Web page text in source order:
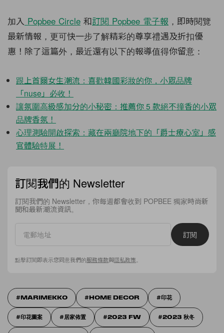
加入 Popbee Circle 和訂閱 Popbee 電子報 ，即時閱覽
最新情報，更可快一步了解精彩的尊享禮遇及折扣優
惠！除了這篇外，最近還有以下的報導值得你留意：
跟上首爾女生潮流：喜歡韓國彩妝的你，小眾品牌
「nuse」必收！
讓氛圍高級感加分的小秘密：推薦你 5 款絕不撞香的小眾
品牌香氛！
心理測驗開啟探索：藏在兩廳院地下的「爵士療心室」感
官體驗特展！
訂閱我們的 Newsletter
訂閱我們的 Newsletter，你每週都會收到 POPBEE 獨家時尚新
聞和最新潮流資訊。
訂閱
點擊訂閱即表示您同意我們的服務條款與隱私政策
MARIMEKKO HOME DECOR 印花
印花圖案 居家佈置 2023 FW 2023 秋冬